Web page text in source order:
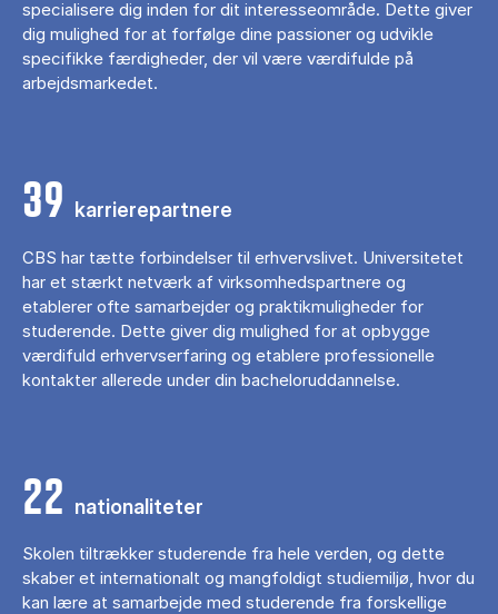
specialisere dig inden for dit interesseområde. Dette giver
dig mulighed for at forfølge dine passioner og udvikle
specifikke færdigheder, der vil være værdifulde på
arbejdsmarkedet.
39 karrierepartnere
CBS har tætte forbindelser til erhvervslivet. Universitetet
har et stærkt netværk af virksomhedspartnere og
etablerer ofte samarbejder og praktikmuligheder for
studerende. Dette giver dig mulighed for at opbygge
værdifuld erhvervserfaring og etablere professionelle
kontakter allerede under din bacheloruddannelse.
22 nationaliteter
Skolen tiltrækker studerende fra hele verden, og dette
skaber et internationalt og mangfoldigt studiemiljø, hvor du
kan lære at samarbejde med studerende fra forskellige